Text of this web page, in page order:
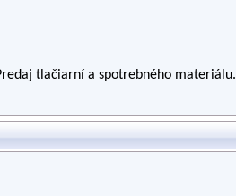
tlačiarní a spotrebného materiálu.